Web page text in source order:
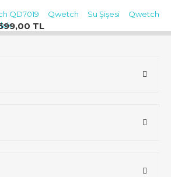
TL
QD7019 Qwetch Su Şişesi
Qwetch